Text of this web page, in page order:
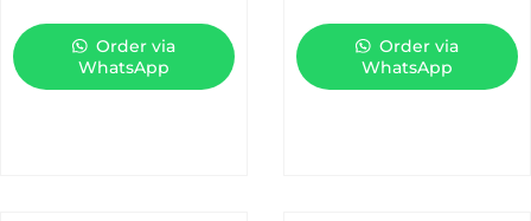
Order via
WhatsApp
Order via
WhatsApp